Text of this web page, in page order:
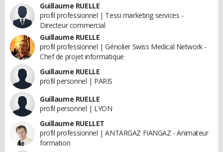
Guillaume RUELLE
profil professionnel | Tessi marketing services -
Directeur commercial
Guillaume RUELLE
profil professionnel | Génolier Swiss Medical Network -
Chef de projet informatique
Guillaume RUELLE
profil personnel | PARIS
Guillaume RUELLE
profil personnel | LYON
Guillaume RUELLET
profil professionnel | ANTARGAZ FIANGAZ - Animateur
formation